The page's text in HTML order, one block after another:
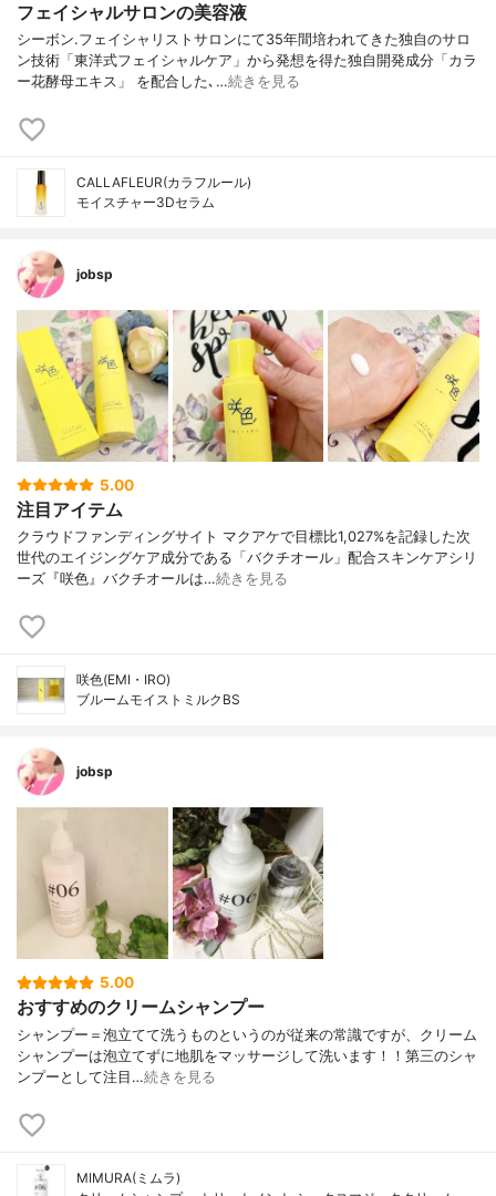
フェイシャルサロンの美容液
シーボン.フェイシャリストサロンにて35年間培われてきた独自のサロ
ン技術「東洋式フェイシャルケア」から発想を得た独自開発成分「カラ
ー花酵母エキス」 を配合した､…続きを見る
CALLAFLEUR(カラフルール)
モイスチャー3Dセラム
jobsp
5.00
注目アイテム
クラウドファンディングサイト マクアケで目標比1,027%を記録した次
世代のエイジングケア成分である「バクチオール」配合スキンケアシリ
ーズ『咲色』バクチオールは…続きを見る
咲色(EMI・IRO)
ブルームモイストミルクBS
jobsp
5.00
おすすめのクリームシャンプー
シャンプー＝泡立てて洗うものというのが従来の常識ですが、クリーム
シャンプーは泡立てずに地肌をマッサージして洗います！！第三のシャ
ンプーとして注目…続きを見る
MIMURA(ミムラ)